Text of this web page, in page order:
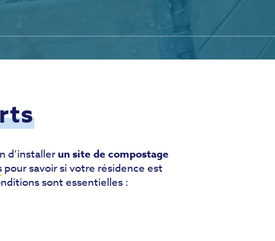
d’installerun site de compostage
pour savoir si votre résidence est
sont essentielles :